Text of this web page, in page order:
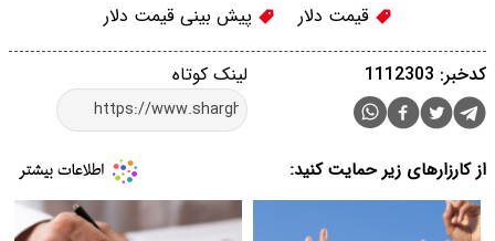
قیمت دلار پیش بینی قیمت دلار
لینک کوتاه کدخبر: 1112303
از کارزارهای زیر حمایت کنید: